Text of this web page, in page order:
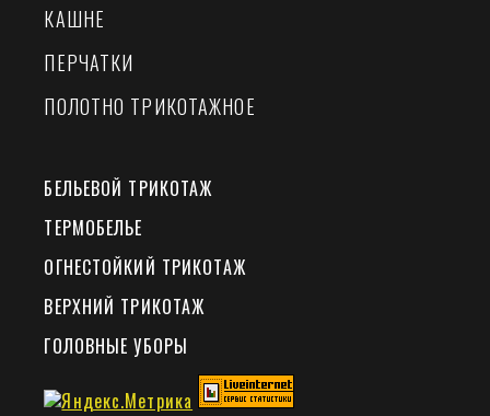
БЕЛЬЕВОЙ ТРИКОТАЖ
ТЕРМОБЕЛЬЕ
ОГНЕСТОЙКИЙ ТРИКОТАЖ
ВЕРХНИЙ ТРИКОТАЖ
ГОЛОВНЫЕ УБОРЫ
КАШНЕ
ПЕРЧАТКИ
ПОЛОТНО ТРИКОТАЖНОЕ